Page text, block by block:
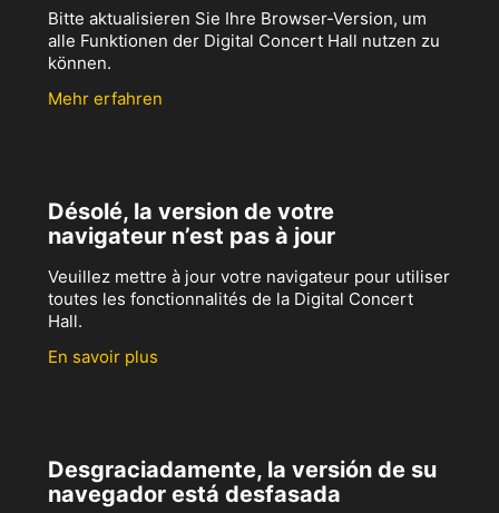
Bitte aktualisieren Sie Ihre Browser-Version, um
alle Funktionen der Digital Concert Hall nutzen zu
können.
Mehr erfahren
Désolé, la version de votre
navigateur n’est pas à jour
Veuillez mettre à jour votre navigateur pour utiliser
toutes les fonctionnalités de la Digital Concert
Hall.
En savoir plus
Desgraciadamente, la versión de su
navegador está desfasada